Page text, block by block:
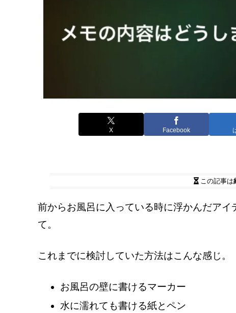
X Facebook
この記事は
前からお風呂に入っている時に浮かんだア
て。
これまでに検討していた方法はこんな感じ。
お風呂の壁に書けるマーカー
水に濡れても書ける紙とペン